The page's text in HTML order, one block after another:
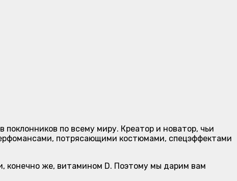
по всему миру. Креатор и новатор, чьи
потрясающими костюмами, спецэффектами
конечно же, витамином D. Поэтому мы дарим вам